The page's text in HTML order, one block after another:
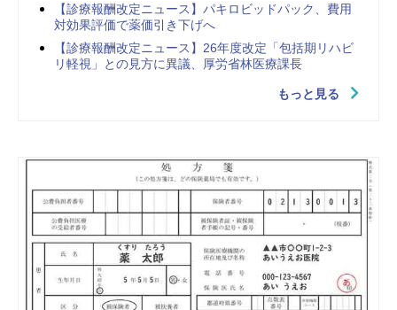
【診療報酬改定ニュース】パキロビッドパック、費用
対効果評価で薬価引き下げへ
【診療報酬改定ニュース】26年度改定「包括期リハビ
リ軽視」との見方に異議、厚労省林医療課長
もっと見る